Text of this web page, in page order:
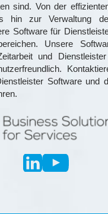
sind. Von der
hin zur Verwaltung
Software für
Unsere
und
Software und